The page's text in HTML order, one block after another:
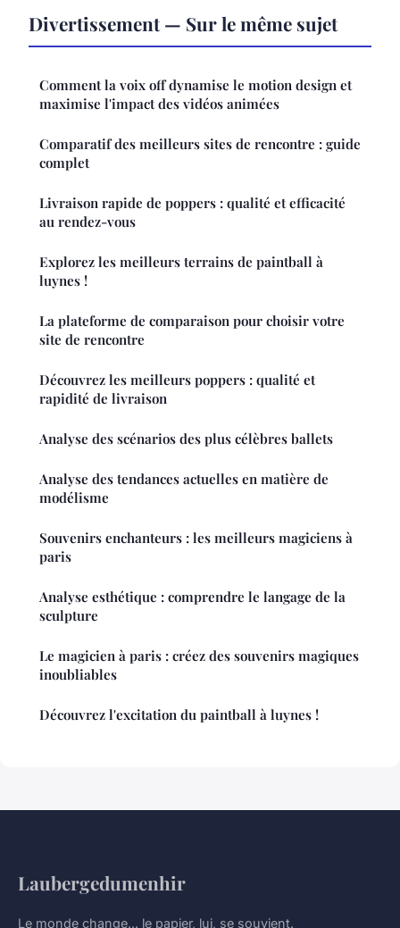
Divertissement — Sur le même sujet
Comment la voix off dynamise le motion design et
maximise l'impact des vidéos animées
Comparatif des meilleurs sites de rencontre : guide
complet
Livraison rapide de poppers : qualité et efficacité
au rendez-vous
Explorez les meilleurs terrains de paintball à
luynes !
La plateforme de comparaison pour choisir votre
site de rencontre
Découvrez les meilleurs poppers : qualité et
rapidité de livraison
Analyse des scénarios des plus célèbres ballets
Analyse des tendances actuelles en matière de
modélisme
Souvenirs enchanteurs : les meilleurs magiciens à
paris
Analyse esthétique : comprendre le langage de la
sculpture
Le magicien à paris : créez des souvenirs magiques
inoubliables
Découvrez l'excitation du paintball à luynes !
Laubergedumenhir
Le monde change... le papier, lui, se souvient.